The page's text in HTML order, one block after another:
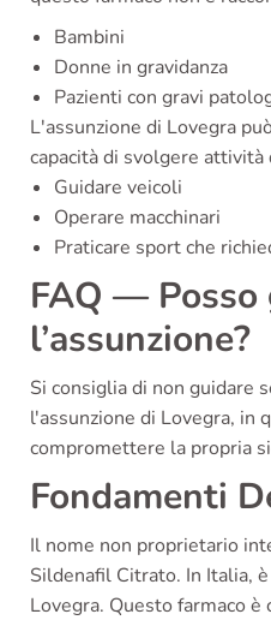
Bambini
Donne in gravidanza
Pazienti con gravi
L'assunzione di Lovegra
capacità di svolgere attività
Guidare veicoli
Operare macchinari
Praticare sport che
FAQ — Posso
l’assunzione?
Si consiglia di non guidare
l'assunzione di Lovegra, in
compromettere la propria
Fondamenti
Il nome non proprietario
Sildenafil Citrato. In Italia,
Lovegra. Questo farmaco è